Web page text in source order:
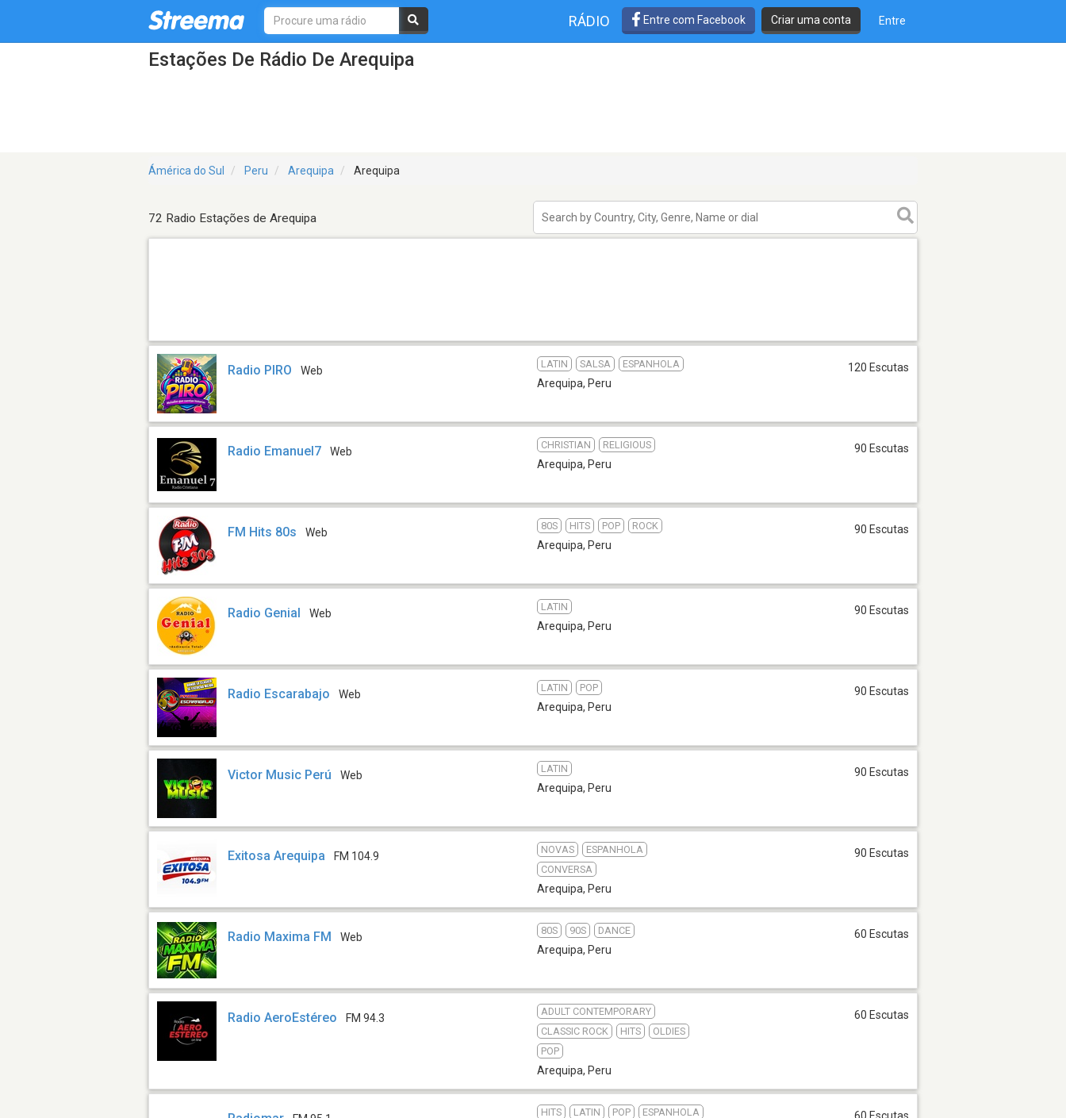
RÁDIO Entre com Facebook Criar uma conta Entre
Estações De Rádio De Arequipa
Ámérica do Sul Peru Arequipa Arequipa
72 Radio Estações de Arequipa
Radio PIRO Web
LATIN SALSA ESPANHOLA
Arequipa, Peru
120 Escutas
Radio Emanuel7 Web
CHRISTIAN RELIGIOUS
Arequipa, Peru
90 Escutas
FM Hits 80s Web
80S HITS POP ROCK
Arequipa, Peru
90 Escutas
Radio Genial Web
LATIN
Arequipa, Peru
90 Escutas
Radio Escarabajo Web
LATIN POP
Arequipa, Peru
90 Escutas
Victor Music Perú Web
LATIN
Arequipa, Peru
90 Escutas
Exitosa Arequipa FM 104.9
NOVAS
ESPANHOLA
CONVERSA
Arequipa, Peru
90 Escutas
Radio Maxima FM Web
80S 90S DANCE
Arequipa, Peru
60 Escutas
Radio AeroEstéreo FM 94.3
ADULT CONTEMPORARY
CLASSIC ROCK
HITS
OLDIES
POP
Arequipa, Peru
60 Escutas
HITS LATIN POP ESPANHOLA 60 Escutas